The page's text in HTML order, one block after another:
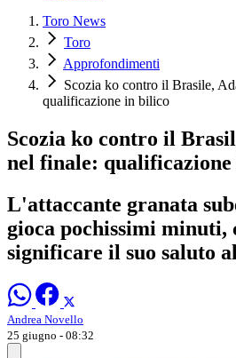
Toro News
Toro
Approfondimenti
Scozia ko contro il Brasile,
qualificazione in bilico
Scozia ko contro il
nel finale:
L'attaccante granata
gioca pochissimi minuti,
significare il suo saluto
Andrea Novello
25 giugno - 08:32